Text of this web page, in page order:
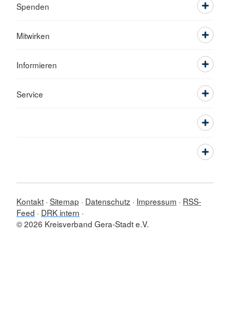
Spenden
Mitwirken
Informieren
Service
Kontakt Sitemap Datenschutz Impressum
RSS-
Feed
DRK intern
© 2026 Kreisverband Gera-Stadt e.V.